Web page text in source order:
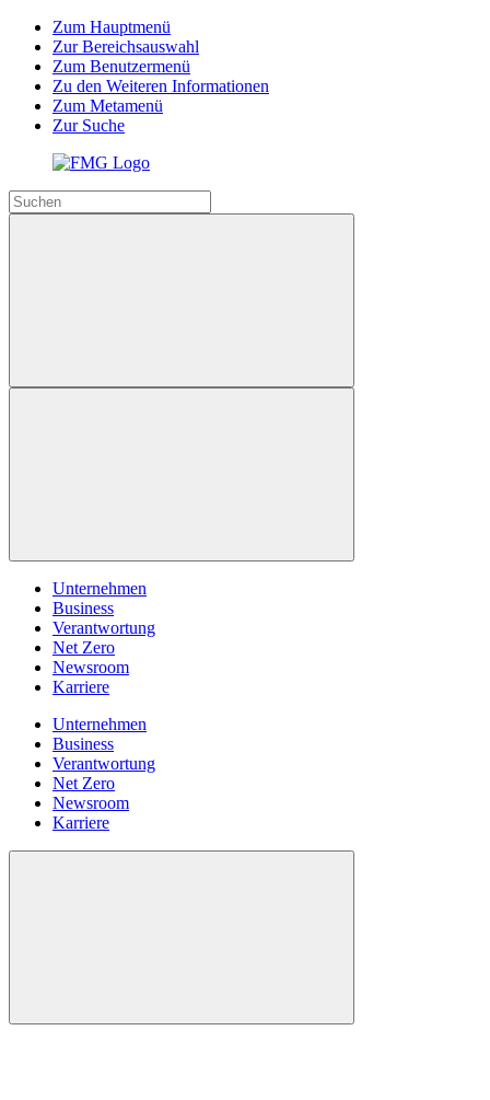
Zum Hauptmenü
Zur Bereichsauswahl
Zum Benutzermenü
Zu den Weiteren Informationen
Zum Metamenü
Zur Suche
Unternehmen
Business
Verantwortung
Net Zero
Newsroom
Karriere
Unternehmen
Business
Verantwortung
Net Zero
Newsroom
Karriere